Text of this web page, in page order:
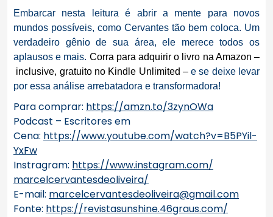
Embarcar nesta leitura é abrir a mente para novos
mundos possíveis, como Cervantes tão bem coloca. Um
verdadeiro gênio de sua área, ele merece todos os
aplausos e mais. Corra paraadquirir o livro na Amazon –
inclusive, gratuito no Kindle Unlimited –e se deixe levar
por essa análise arrebatadora e transformadora!
Para comprar: https://amzn.to/3zynOWa
Podcast – Escritores em
Cena: https://www.youtube.com/watch?v=B5PYil-
YxFw
Instragram: https://www.instagram.com/
marcelcervantesdeoliveira/
E-mail: marcelcervantesdeoliveira@gmail.com
Fonte: https://revistasunshine.46graus.com/